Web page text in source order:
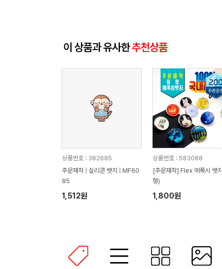
이 상품과 유사한추천상품
상품번호 : 382685
주문제작 | 실리콘 뱃지 | MF60
85
1,512원
상품번호 : 583088
[주문제작] Flex 에폭시 뱃
형)
1,800원